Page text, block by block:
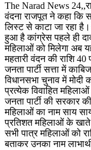
The Narad News
वंदना राजपूत ने कहा कि
लिस्ट से काटा जा रहा
हुआ है कांग्रेस पहले ही
महिलाओं को मिलेगा अब
महतारी वंदन की राशि
जनता पार्टी सत्ता में
विधानसभा चुनाव में मोदी
प्रत्येक विवाहित
जनता पार्टी की सरकार
महिलाओं का नाम साय
प्रतिशत महिलाओं के खाते
सभी पात्र महिलाओं को
बताकर उनका नाम